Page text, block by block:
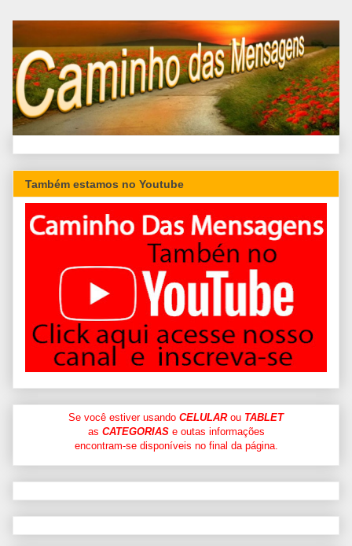
Também estamos no Youtube
Se você estiver usando CELULARou TABLET
as CATEGORIASe outas informações
encontram-se disponíveis no final da página.